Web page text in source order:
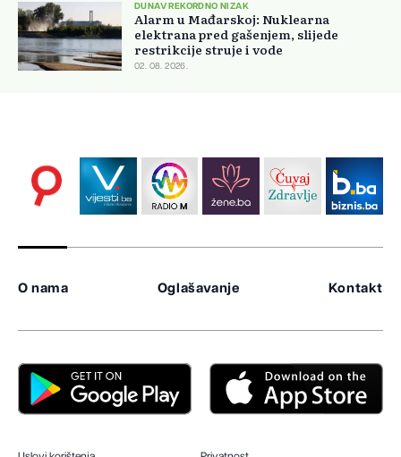
DUNAV REKORDNO NIZAK
Alarm u Mađarskoj: Nuklearna
elektrana pred gašenjem, slijede
restrikcije struje i vode
02. 08. 2026.
O nama Oglašavanje Kontakt